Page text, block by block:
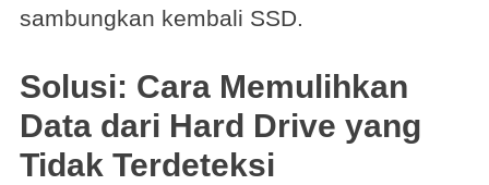
sambungkan kembali SSD.
Solusi: Cara Memulihkan
Data dari Hard Drive yang
Tidak Terdeteksi